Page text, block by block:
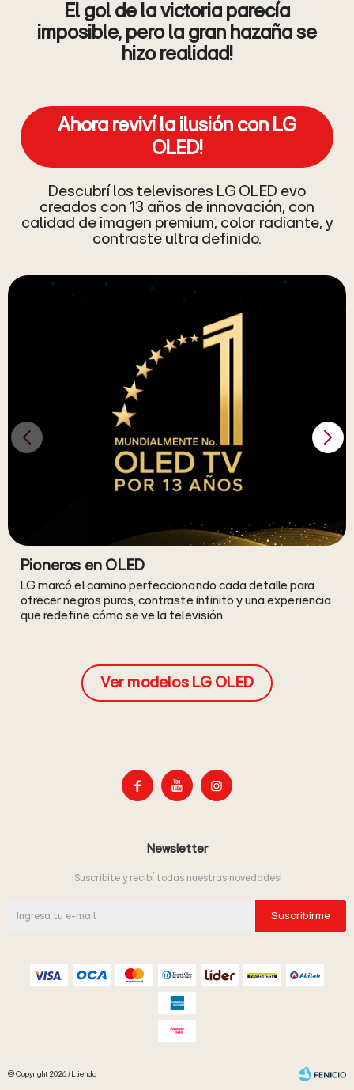
El gol de la victoria parecía
imposible, pero la gran hazaña se
hizo realidad!
Ahora reviví la ilusión con LG
OLED!
Descubrí los televisores LG OLED evo
creados con 13 años de innovación, con
calidad de imagen premium, color radiante, y
contraste ultra definido.
Pioneros en OLED
LG marcó el camino perfeccionando cada detalle para
ofrecer negros puros, contraste infinito y una experiencia
que redefine cómo se ve la televisión.
Ver modelos LG OLED
  
Newsletter
¡Suscribite y recibí todas nuestras novedades!
Suscribirme
© Copyright 2026 / Ltienda